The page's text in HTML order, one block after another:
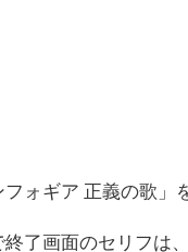
フォギア 正義の歌
了画面のセリフは